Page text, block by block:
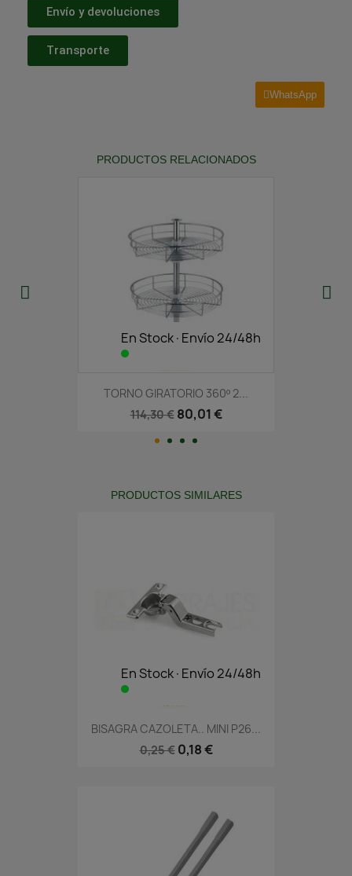
Envío y devoluciones
Transporte
WhatsApp
PRODUCTOS RELACIONADOS
En Stock·Envío 24/48h
TORNO GIRATORIO 360º 2...
114,30 € 80,01 €
PRODUCTOS SIMILARES
En Stock·Envío 24/48h
BISAGRA CAZOLETA.. MINI P26...
0,25 € 0,18 €